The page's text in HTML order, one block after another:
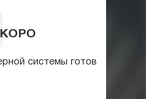
системы готов